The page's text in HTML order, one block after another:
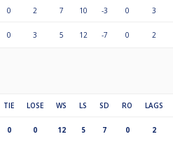
0 2 7 10 -3 0 3
0 3 5 12 -7 0 2
TIE LOSE WS LS SD RO LAGS
0 0 12 5 7 0 2